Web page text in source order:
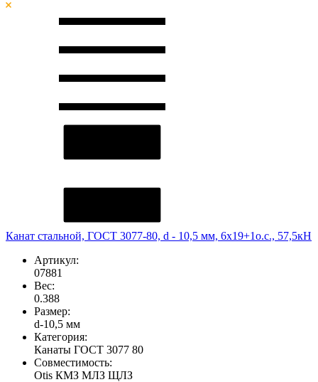
Канат стальной, ГОСТ 3077-80, d - 10,5 мм, 6х19+1о.с., 57,5кН
Артикул:
07881
Вес:
0.388
Размер:
d-10,5 мм
Категория:
Канаты ГОСТ 3077 80
Совместимость:
Otis КМЗ МЛЗ ЩЛЗ